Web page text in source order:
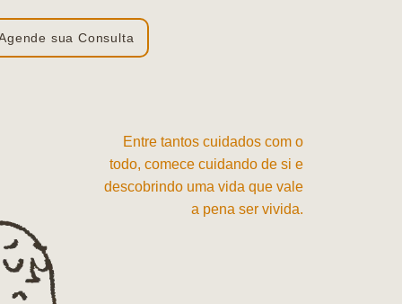
sua Consulta
Entre tantos cuidados com o
todo, comece cuidando de si e
descobrindo uma vida que vale
a pena ser vivida.